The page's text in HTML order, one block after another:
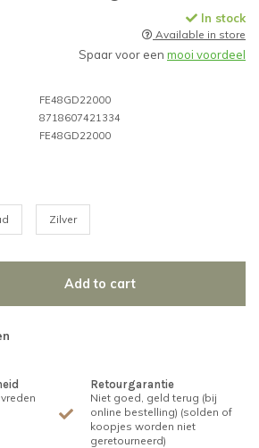
In stock
Available in store
Spaar voor een mooi voordeel
FE48GD22000
8718607421334
FE48GD22000
Zilver
Add to cart
Retourgarantie
Niet goed, geld terug (bij
online bestelling) (solden of
koopjes worden niet
geretourneerd)